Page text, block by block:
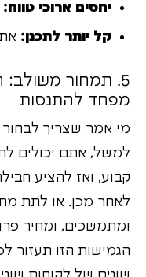
יחסים ארוכי טווח:
קל יותר לתכנן:
5. תמחור
מפחד להתנסות
מי אמר שצריך
למשל, אתם יכולים
קבוע, ואז להציע
לאחר מכן. או לתת
ומתמשכים, ומחיר
הגמישות הזו תעזור